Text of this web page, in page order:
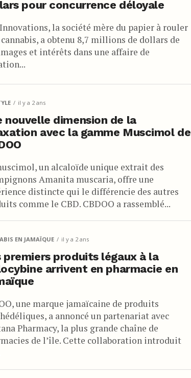
pour concurrence déloyale
la société mère du papier à rouler
cannabis, a obtenu 8,7 millions de dollars de
et intérêts dans une affaire de
il y a 2 ans
nouvelle dimension de la
avec la gamme Muscimol de
un alcaloïde unique extrait des
Amanita muscaria, offre une
distincte qui le différencie des autres
comme le CBD. CBDOO a rassemblé...
EN JAMAÏQUE il y a 2 ans
premiers produits légaux à la
arrivent en pharmacie en
une marque jamaïcaine de produits
a annoncé un partenariat avec
Pharmacy, la plus grande chaîne de
de l’île. Cette collaboration introduit